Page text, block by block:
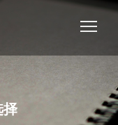
择